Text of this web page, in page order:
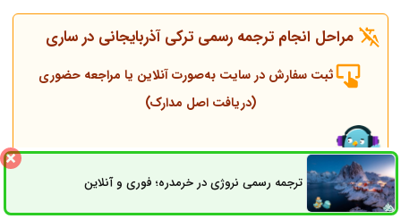
مراحل انجام ترجمه رسمی ترکی آذربایجانی در ساری
ثبت سفارش در سایت به‌صورت آنلاین یا مراجعه حضوری
(دریافت اصل مدارک)
تماس همکاران و مشاوره قبل از انجام ترجمه
انجام ترجمه، مهر و پلمپ توسط مترجم رسمی
ترجمه رسمی نروژی در خرمدره؛ فوری و آنلاینثبت سفارش راه های ارتباطی